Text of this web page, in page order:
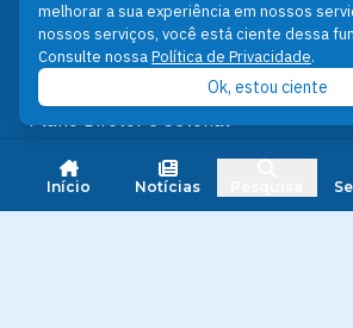
Início Notícias
Análises de Projetos
Outros Links
Licenciamento Ambiental
Nota FiscalEletrônica
melhorar a sua experiência em nossos
nossos serviços, você está ciente dessa
Consulte nossaPolítica de Privacidade.
Ok, estou ciente